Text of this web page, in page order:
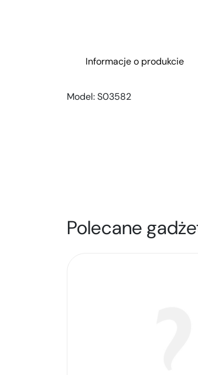
Informacje o produkcie
Model:S03582
Polecane